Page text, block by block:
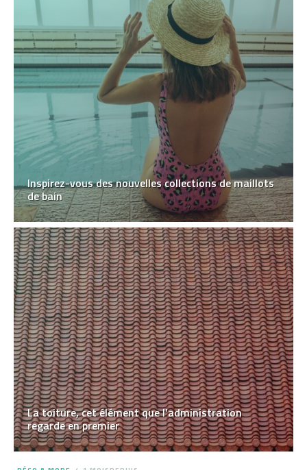
Inspirez-vous des nouvelles collections de maillots
de bain
La toiture, cet élément que l’administration
regarde en premier